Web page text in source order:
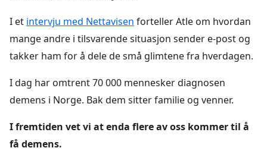
I et intervju med Nettavisen forteller Atle om hvordan
mange andre i tilsvarende situasjon sender e-post og
takker ham for å dele de små glimtene fra hverdagen.
I dag har omtrent 70 000 mennesker diagnosen
demens i Norge. Bak dem sitter familie og venner.
I fremtiden vet vi at enda flere av oss kommer til å
få demens.